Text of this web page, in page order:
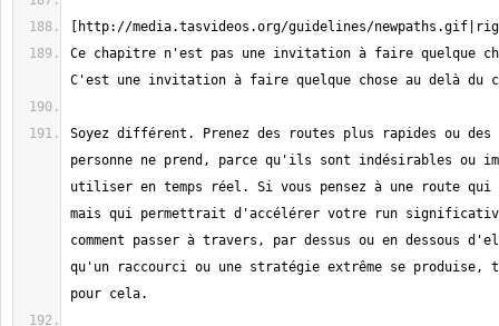
Ce chapitre n'est pas une invitation à faire quelque
Soyez différent. Prenez des routes plus rapides ou des
personne ne prend, parce qu'ils sont indésirables ou
utiliser en temps réel. Si vous pensez à une route
mais qui permettrait d'accélérer votre run
comment passer à travers, par dessus ou en dessous
qu'un raccourci ou une stratégie extrême se produise,